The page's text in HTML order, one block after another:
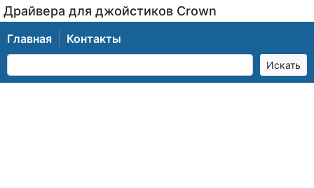
Драйвера для джойстиков Crown
Главная Контакты